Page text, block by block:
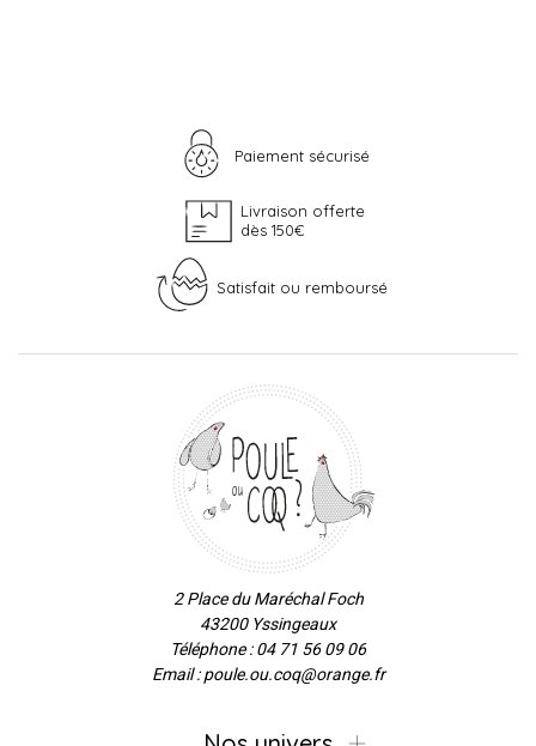
Paiement sécurisé
Livraison offerte
dès 150€
Satisfait ou remboursé
2 Place du Maréchal Foch
43200 Yssingeaux
Téléphone : 04 71 56 09 06
Email : poule.ou.coq@orange.fr